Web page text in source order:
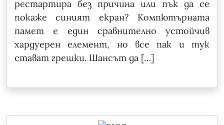
рестартира без причина или пък да се
покаже синият екран? Компютърната
памет е един сравнително устойчив
хардуерен елемент, но все пак и тук
стават грешки. Шансът да […]